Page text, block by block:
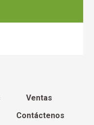
Ventas
Contáctenos